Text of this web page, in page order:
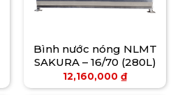
Bình nước nóng NLMT
SAKURA – 16/70 (280L)
12,160,000₫